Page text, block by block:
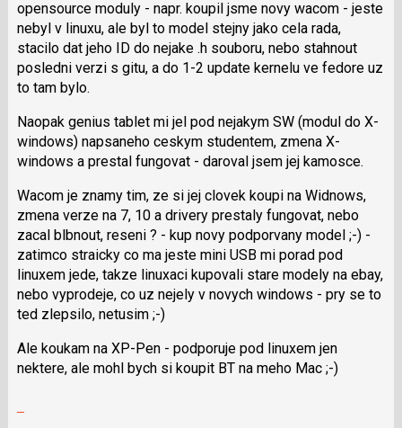
P
pro
předchozí
nový
názor
opensource moduly - napr. koupil jsme novy wacom - jeste
nebyl v linuxu, ale byl to model stejny jako cela rada,
stacilo dat jeho ID do nejake .h souboru, nebo stahnout
posledni verzi s gitu, a do 1-2 update kernelu ve fedore uz
to tam bylo.
Naopak genius tablet mi jel pod nejakym SW (modul do X-
windows) napsaneho ceskym studentem, zmena X-
windows a prestal fungovat - daroval jsem jej kamosce.
Wacom je znamy tim, ze si jej clovek koupi na Widnows,
zmena verze na 7, 10 a drivery prestaly fungovat, nebo
zacal blbnout, reseni ? - kup novy podporvany model ;-) -
zatimco straicky co ma jeste mini USB mi porad pod
linuxem jede, takze linuxaci kupovali stare modely na ebay,
nebo vyprodeje, co uz nejely v novych windows - pry se to
ted zlepsilo, netusim ;-)
Ale koukam na XP-Pen - podporuje pod linuxem jen
nektere, ale mohl bych si koupit BT na meho Mac ;-)